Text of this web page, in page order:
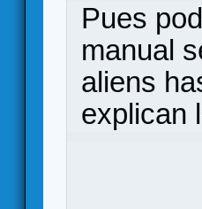
Pues
manual
aliens
explican